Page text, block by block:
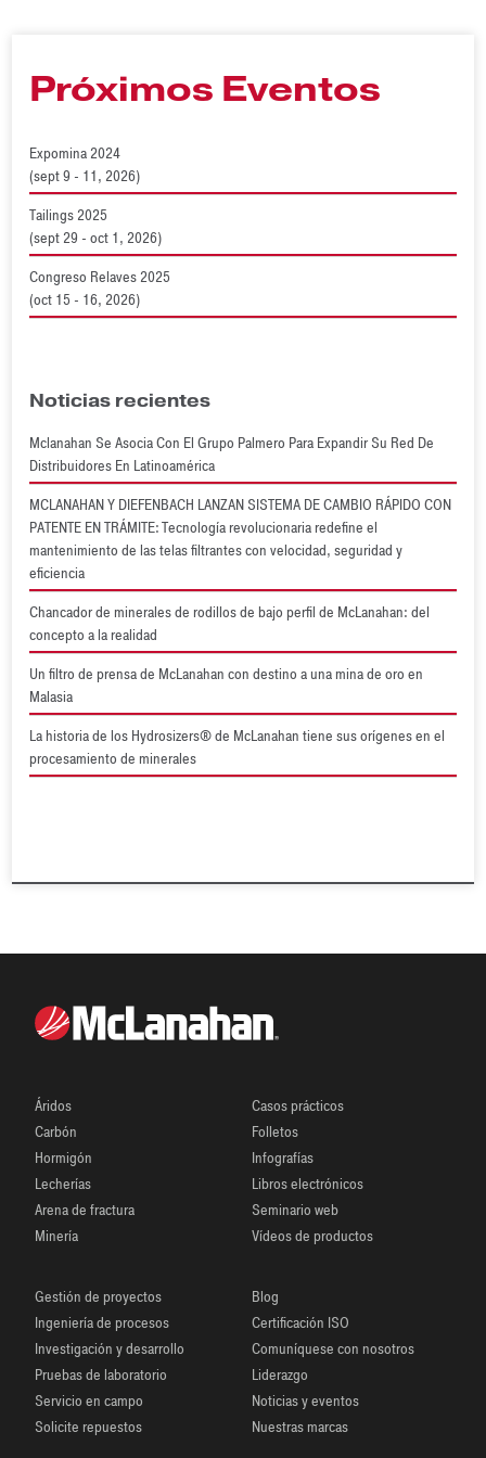
Próximos Eventos
Expomina 2024
(sept 9 - 11, 2026)
Tailings 2025
(sept 29 - oct 1, 2026)
Congreso Relaves 2025
(oct 15 - 16, 2026)
Noticias recientes
Mclanahan Se Asocia Con El Grupo Palmero Para Expandir Su Red De
Distribuidores En Latinoamérica
MCLANAHAN Y DIEFENBACH LANZAN SISTEMA DE CAMBIO RÁPIDO CON
PATENTE EN TRÁMITE: Tecnología revolucionaria redefine el
mantenimiento de las telas filtrantes con velocidad, seguridad y
eficiencia
Chancador de minerales de rodillos de bajo perfil de McLanahan: del
concepto a la realidad
Un filtro de prensa de McLanahan con destino a una mina de oro en
Malasia
La historia de los Hydrosizers® de McLanahan tiene sus orígenes en el
procesamiento de minerales
Áridos
Carbón
Hormigón
Lecherías
Arena de fractura
Minería
Casos prácticos
Folletos
Infografías
Libros electrónicos
Seminario web
Vídeos de productos
Gestión de proyectos
Ingeniería de procesos
Investigación y desarrollo
Pruebas de laboratorio
Servicio en campo
Solicite repuestos
Blog
Certificación ISO
Comuníquese con nosotros
Liderazgo
Noticias y eventos
Nuestras marcas